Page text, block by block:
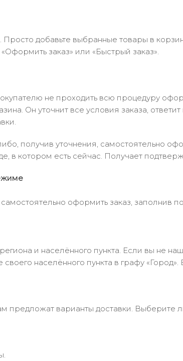
добавьте выбранные товары в
заказ» или «Быстрый заказ».
не проходить всю процедуру
Он уточнит все условия заказа,
получив уточнения, самостоятельно
в котором есть сейчас. Получает
оформить заказ, заполнив
и населённого пункта. Если вы не
населённого пункта в графу
предложат варианты доставки. Выберите